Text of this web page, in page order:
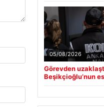
05/08/2026
Görevden
Beşikçioğlu’nun